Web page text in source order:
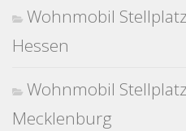
Wohnmobil
Hessen
Wohnmobil
Mecklenburg